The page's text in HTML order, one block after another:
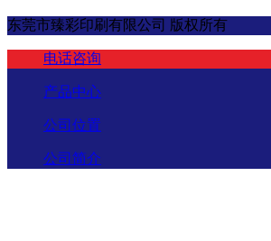
东莞市臻彩印刷有限公司 版权所有
电话咨询
产品中心
公司位置
公司简介